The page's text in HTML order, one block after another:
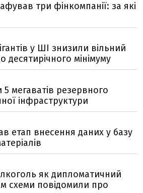
три фінкомпанії: за які
у ШІ знизили вільний
десятирічного мінімуму
5 мегаватів резервного
інфраструктури
етап внесення даних у базу
як дипломатичний
схеми повідомили про